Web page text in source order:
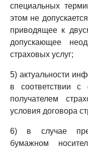
специальных
этом не
приводящее к
допускающее
страховых услуг;
5) актуальности
в соответствии с
получателем
условия договора
6) в случае
бумажном